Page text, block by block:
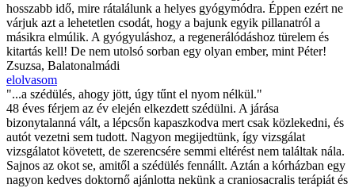
hosszabb idő, mire rátalálunk a helyes gyógymódra. Éppen ezért ne
várjuk azt a lehetetlen csodát, hogy a bajunk egyik pillanatról a
másikra elmúlik. A gyógyuláshoz, a regenerálódáshoz türelem és
kitartás kell! De nem utolsó sorban egy olyan ember, mint Péter!
Zsuzsa, Balatonalmádi
elolvasom
"...a szédülés, ahogy jött, úgy tűnt el nyom nélkül."
48 éves férjem az év elején elkezdett szédülni. A járása
bizonytalanná vált, a lépcsőn kapaszkodva mert csak közlekedni, és
autót vezetni sem tudott. Nagyon megijedtünk, így vizsgálat
vizsgálatot követett, de szerencsére semmi eltérést nem találtak nála.
Sajnos az okot se, amitől a szédülés fennállt. Aztán a kórházban egy
nagyon kedves doktornő ajánlotta nekünk a craniosacralis terápiát és